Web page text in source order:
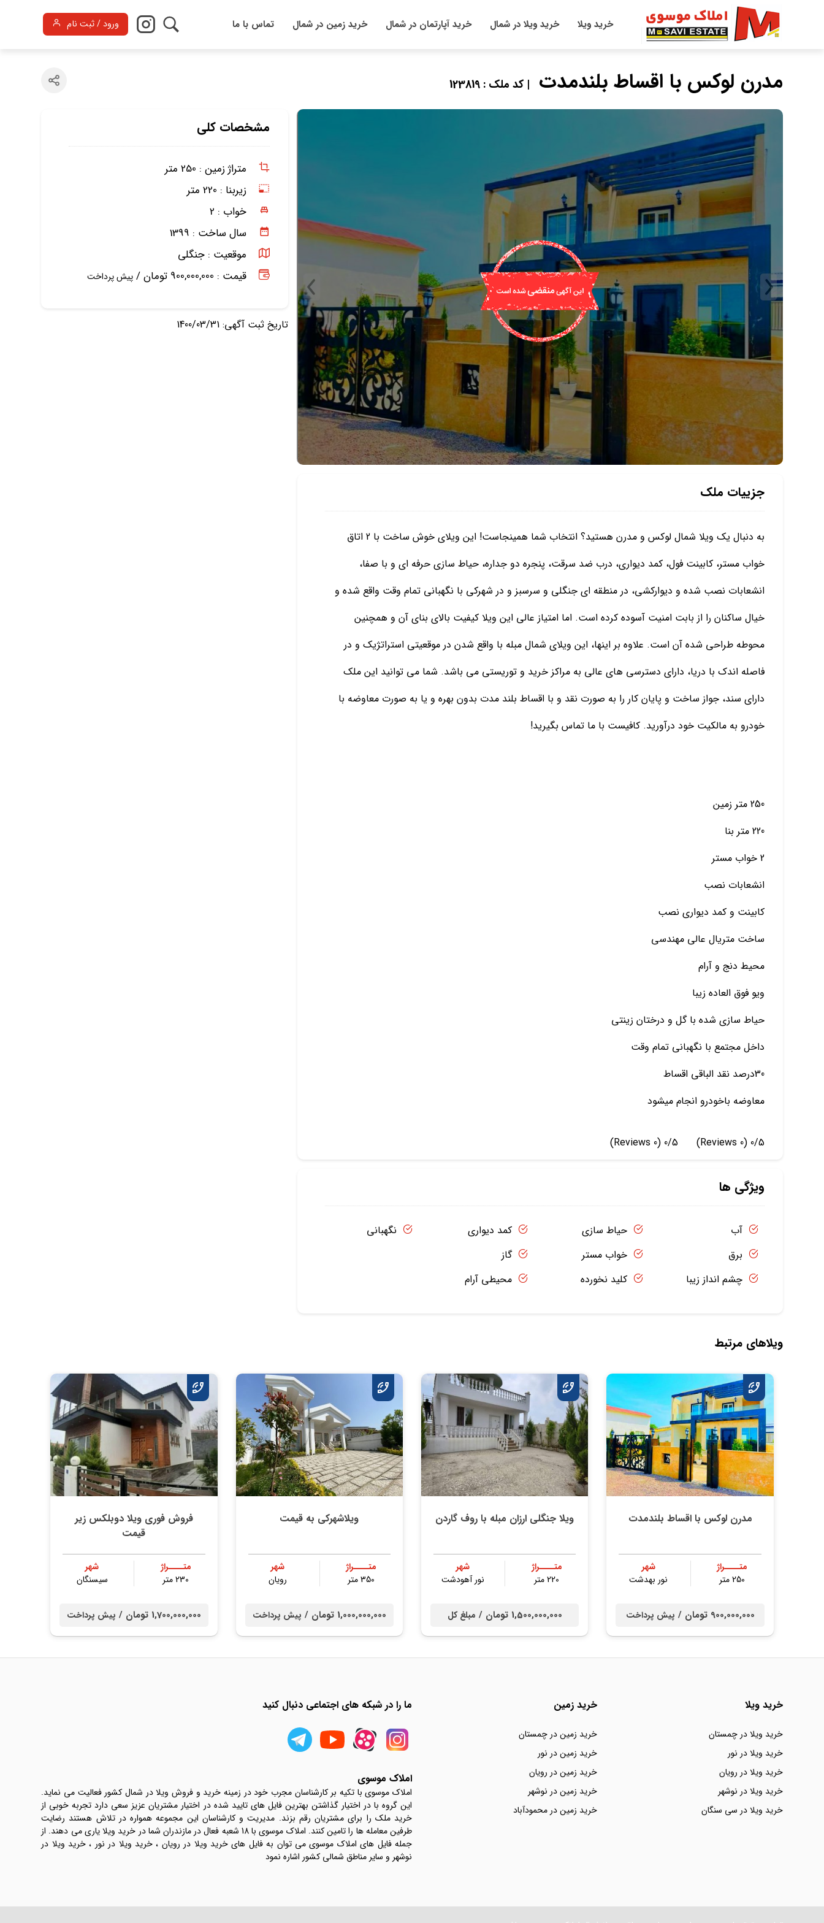
خرید ویلا خرید ویلا در شمال خرید آپارتمان در شمال خرید زمین در شمال تماس با ما ورود / ثبت نام
مدرن لوکس با اقساط بلندمدت | کد ملک : 123819
مشخصات کلی
متراژ زمین : 250 متر
زیربنا : 220 متر
خواب : 2
سال ساخت : 1399
موقعیت : جنگلی
قیمت : 900,000,000 تومان /
پیش پرداخت
تاریخ ثبت آگهی: 1400/03/31
جزییات ملک
به دنبال یک ویلا شمال لوکس و مدرن هستید؟ انتخاب شما همینجاست! این ویلای خوش ساخت با 2 اتاق
خواب مستر، کابینت فول، کمد دیواری، درب ضد سرقت، پنجره دو جداره، حیاط سازی حرفه ای و با صفا،
انشعابات نصب شده و دیوارکشی، در منطقه ای جنگلی و سرسبز و در شهرکی با نگهبانی تمام وقت واقع شده و
خیال ساکنان را از بابت امنیت آسوده کرده است. اما امتیاز عالی این ویلا کیفیت بالای بنای آن و همچنین
محوطه طراحی شده آن است. علاوه بر اینها، این ویلای شمال مبله با واقع شدن در موقعیتی استراتژیک و در
فاصله اندک با دریا، دارای دسترسی های عالی به مراکز خرید و توریستی می باشد. شما می توانید این ملک
دارای سند، جواز ساخت و پایان کار را به صورت نقد و با اقساط بلند مدت بدون بهره و یا به صورت معاوضه با
خودرو به مالکیت خود درآورید. کافیست با ما تماس بگیرید!
250 متر زمین
220 متر بنا
2 خواب مستر
انشعابات نصب
کابینت و کمد دیواری نصب
ساخت متریال عالی مهندسی
محیط دنج و آرام
ویو فوق العاده زیبا
حیاط سازی شده با گل و درختان زینتی
داخل مجتمع با نگهبانی تمام وقت
30درصد نقد الباقی اقساط
معاوضه باخودرو انجام میشود
0/5
(0 Reviews)
0/5
(0 Reviews)
ویژگی ها
آب
برق
چشم انداز زیبا
حیاط سازی
خواب مستر
کلید نخورده
کمد دیواری
گاز
محیطی آرام
نگهبانی
ویلاهای مرتبط
مدرن لوکس با اقساط بلندمدت
متــــراژ
250 متر
شهر
نور بهدشت
900,000,000 تومان / پیش پرداخت
ویلا جنگلی ارزان مبله با روف گاردن
متــــراژ
220 متر
شهر
نور آهودشت
1,500,000,000 تومان / مبلغ کل
ویلاشهرکی به قیمت
متــــراژ
350 متر
شهر
رویان
1,000,000,000 تومان / پیش پرداخت
فروش فوری ویلا دوبلکس زیر
قیمت
متــــراژ
230 متر
شهر
سیسنگان
1,700,000,000 تومان / پیش پرداخت
خرید ویلا
خرید ویلا در چمستان
خرید ویلا در نور
خرید ویلا در رویان
خرید ویلا در نوشهر
خرید ویلا در سی سنگان
خرید زمین
خرید زمین در چمستان
خرید زمین در نور
خرید زمین در رویان
خرید زمین در نوشهر
خرید زمین در محمودآباد
ما را در شبکه های اجتماعی دنبال کنید
املاک موسوی
املاک موسوی با تکیه بر کارشناسان مجرب خود در زمینه خرید و فروش ویلا در شمال کشور فعالیت می نماید.
این گروه با در اختیار گذاشتن بهترین فایل های تایید شده در اختیار مشتریان عزیز سعی دارد تجربه خوبی از
خرید ملک را برای مشتریان رقم بزند. مدیریت و کارشناسان این مجموعه همواره در تلاش هستند رضایت
طرفین معامله ها را تامین کنند. املاک موسوی با 18 شعبه فعال در مازندران شما در خرید ویلا یاری می دهند. از
جمله فایل های املاک موسوی می توان به فایل های خرید ویلا در رویان ، خرید ویلا در نور ، خرید ویلا در
نوشهر و سایر مناطق شمالی کشور اشاره نمود